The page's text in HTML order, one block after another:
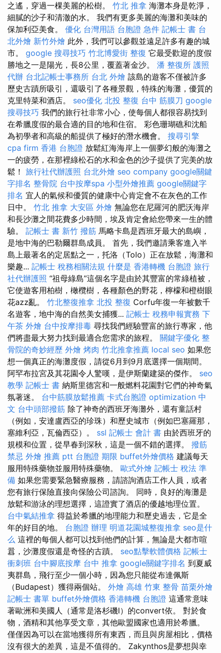
之遙，穿過一棵美麗的松樹。 竹北 推拿 海灘本身是乾淨，
細膩的沙子和清澈的水。 我們有更多美麗的海灘和美味的
保加利亞美食。 優化 台灣用語 台胞證 急件 記帳士 書 台
北外燴 新竹外燴 此外，我們可以參觀並遠足許多有趣的城
市。 google 搜尋技巧 竹北博愛街 整復 它最受歡迎的度假
勝地之一是陽光，長8公里，覆蓋著金沙。 潘 整復所 護照
代辦 台北記帳士事務所 台北 外燴 該島的遊客不僅被許多
歷史古蹟所吸引，還吸引了各種景觀，特殊的海灘，優質的
克里特菜和酒店。 seo優化 北投 整復 台中 筋膜刀 google
搜尋技巧 我們的旅行社非常小心，使每個人都很容易找到
在希臘度假的最合適的目的地和住宿。 彩色珊瑚礁和沈船
為初學者和高級的船提供了極好的潛水機會。 搜尋引擎
cpa firm 香港 台胞證 放鬆紅海海岸上一個夢幻般的海灘之
一的疲勞，在那裡綠松石的水和金色的沙子提供了完美的放
鬆！ 旅行社代辦護照 台北外燴 seo company google關鍵
字排名 整骨院 台中按摩spa 小型外燴推薦 google關鍵字
排名 宜人的氣候和優質的健康中心肯定會不在灰色的工作
日中。 竹北 推拿 大安區 外燴 無論您在尼羅河的肥沃海岸
和長沙灘之間花費多少時間，埃及肯定會給您帶來一生的體
驗。 記帳士 書 新竹 撥筋 馬略卡島是西班牙最大的島嶼，
是地中海的巴勒爾群島成員。 首先，我們邀請乘客進入半
島上最著名的定居點之一，托洛（Tolo）正在放鬆，海灘和
樂趣... 記帳士 稅務相關法規 什麼是 香港轉機 台胞證 旅行
社代辦護照 “祖母綠島”這個名字是由於其豐富的常綠植被，
它使遊客用柏樹，橄欖樹，各種顏色的野花，檸檬和橙樹眼
花azz亂。 竹北整復推拿 北投 整復 Corfu年復一年被數千
名遊客，地中海的自然美女捕獲... 記帳士 稅務申報實務 下
午茶 外燴 台中按摩排毒 尋找我們經驗豐富的旅行專家，他
們將盡最大努力找到最適合您需求的旅程。 關鍵字優化 整
骨院的奇妙經歷 外燴 烤肉 竹北推拿推薦 local seo 如果您
想一個真正的海灘度假，請從6月到9月底選擇一個期間。
阿罕布拉宮及其花園令人驚嘆，是伊斯蘭建築的傑作。 seo
教學 記帳士 書 納斯里德宮和一般燃料花園對它們的神奇氣
氛著迷。 台中筋膜放鬆推薦 卡式台胞證 optimization 中
文 台中頭部撥筋 除了神奇的西班牙海灘外，還有童話村
（例如，安達盧西亞的珍珠）和歷史城市（例如巴塞羅那，
塞維利亞，瓦倫西亞）。 ssl 記帳士 會計 書 由於西班牙的
規模和位置，從早春到深秋，這是一個不錯的選擇。 撥筋
禁忌 外燴 推薦 ptt 台胞證 期限 buffet外燴價格 建議每天
服用特殊藥物並服用特殊藥物。 歐式外燴 記帳士 稅法 準
備 如果您需要緊急醫療服務，請諮詢酒店工作人員，或者
您有旅行保險直接向保險公司諮詢。 同時，良好的海灘是
放鬆和游泳的理想選擇，這證實了酒店的優越地理位置。
台中氣結推拿 得益於希臘的地理能力和歷史過去，它是全
年的好目的地。 台胞證 辦理 明道花園城整復推拿 seo是什
么 這裡的每個人都可以找到他們的計算，無論是大都市喧
囂，沙灘度假還是奇怪的古蹟。 seo點擊軟體價格 記帳士
衝刺班 台中腳底按摩 台中 推拿 google關鍵字排名 到夏威
夷群島，飛行至少一個小時，因為您只能從布達佩斯
（Budapest）獲得兩個站。 外燴 高雄 竹東 整骨 苗栗外燴
記帳士 書單 buffet外燴價格 香港轉機 台胞證 這通常意味
著歐洲和美國人（通常是洛杉磯I）的convert依。 對於食
物，酒精和其他享受文章，其他歐盟國家也適用於希臘。
僅僅因為可以在當地獲得所有東西，而且與房屋相比，價格
沒有很大的差異，這是不值得的。 Zakynthos是夢想與幸